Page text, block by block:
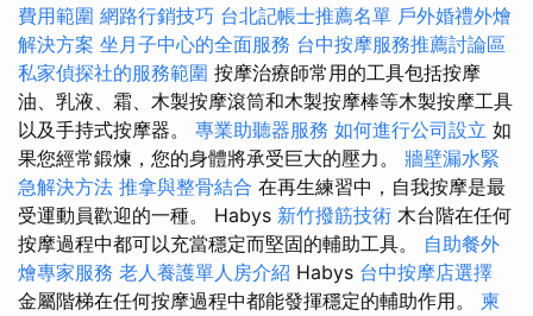
費用範圍 網路行銷技巧 台北記帳士推薦名單 戶外婚禮外燴
解決方案 坐月子中心的全面服務 台中按摩服務推薦討論區
私家偵探社的服務範圍 按摩治療師常用的工具包括按摩
油、乳液、霜、木製按摩滾筒和木製按摩棒等木製按摩工具
以及手持式按摩器。 專業助聽器服務 如何進行公司設立 如
果您經常鍛煉，您的身體將承受巨大的壓力。 牆壁漏水緊
急解決方法 推拿與整骨結合 在再生練習中，自我按摩是最
受運動員歡迎的一種。 Habys 新竹撥筋技術 木台階在任何
按摩過程中都可以充當穩定而堅固的輔助工具。 自助餐外
燴專家服務 老人養護單人房介紹 Habys 台中按摩店選擇
金屬階梯在任何按摩過程中都能發揮穩定的輔助作用。 柬